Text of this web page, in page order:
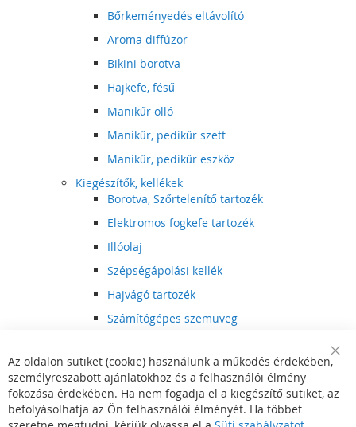
Bőrkeményedés eltávolító
Aroma diffúzor
Bikini borotva
Hajkefe, fésű
Manikűr olló
Manikűr, pedikűr szett
Manikűr, pedikűr eszköz
Kiegészítők, kellékek
Borotva, Szőrtelenítő tartozék
Elektromos fogkefe tartozék
Illóolaj
Szépségápolási kellék
Hajvágó tartozék
Számítógépes szemüveg
Hajvágó kiegészítő
Szórakoztató elektronika
Multimédia
DVD, BluRay lejátszó
Bar
Az oldalon sütiket (cookie) használunk a működés érdekében,
személyreszabott ajánlatokhoz és a felhasználói élmény
fokozása érdekében. Ha nem fogadja el a kiegészítő sütiket, az
befolyásolhatja az Ön felhasználói élményét. Ha többet